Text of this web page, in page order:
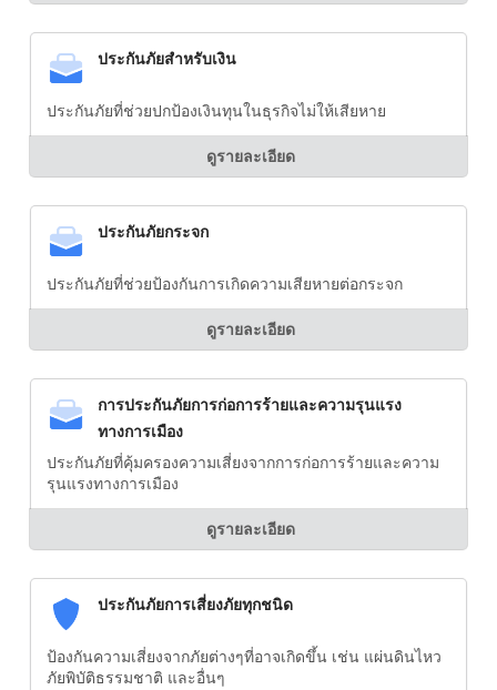
ประกันภัยสำหรับเงิน
ประกันภัยที่ช่วยปกป้องเงินทุนในธุรกิจไม่ให้เสียหาย
ดูรายละเอียด
ประกันภัยกระจก
ประกันภัยที่ช่วยป้องกันการเกิดความเสียหายต่อกระจก
ดูรายละเอียด
การประกันภัยการก่อการร้ายและความรุนแรง
ทางการเมือง
ประกันภัยที่คุ้มครองความเสี่ยงจากการก่อการร้ายและความ
รุนแรงทางการเมือง
ดูรายละเอียด
ประกันภัยการเสี่ยงภัยทุกชนิด
ป้องกันความเสี่ยงจากภัยต่างๆที่อาจเกิดขึ้น เช่น แผ่นดินไหว
ภัยพิบัติธรรมชาติ และอื่นๆ